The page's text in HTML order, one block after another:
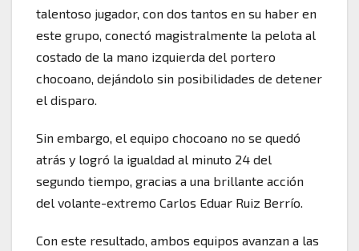
talentoso jugador, con dos tantos en su haber en
este grupo, conectó magistralmente la pelota al
costado de la mano izquierda del portero
chocoano, dejándolo sin posibilidades de detener
el disparo.
Sin embargo, el equipo chocoano no se quedó
atrás y logró la igualdad al minuto 24 del
segundo tiempo, gracias a una brillante acción
del volante-extremo Carlos Eduar Ruiz Berrío.
Con este resultado, ambos equipos avanzan a las